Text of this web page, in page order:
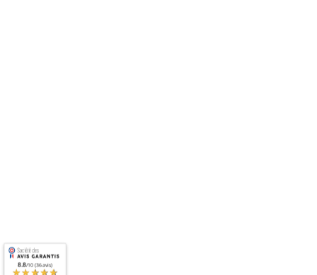
8.8/10 (36 avis)
★★★★★